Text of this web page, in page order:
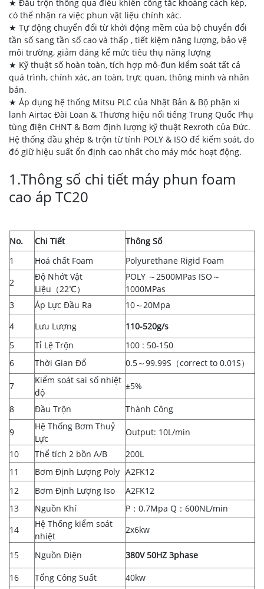
★ Đầu trộn thông qua điều khiển công tắc khoảng cách kép,
có thể nhận ra việc phun vật liệu chính xác.
★ Tự động chuyển đổi từ khởi động mềm của bộ chuyển đổi
tần số sang tần số cao và thấp , tiết kiệm năng lượng, bảo vệ
môi trường, giảm đáng kể mức tiêu thụ năng lượng
★ Kỹ thuật số hoàn toàn, tích hợp mô-đun kiểm soát tất cả
quá trình, chính xác, an toàn, trực quan, thông minh và nhân
bản.
★ Áp dụng hệ thống Mitsu PLC của Nhật Bản & Bộ phận xi
lanh Airtac Đài Loan & Thương hiệu nổi tiếng Trung Quốc Phụ
tùng điện CHNT & Bơm định lượng kỹ thuật Rexroth của Đức.
Hệ thống đầu ghép & trộn từ tính POLY & ISO để kiểm soát, do
đó giữ hiệu suất ổn định cao nhất cho máy móc hoạt động.
1.Thông số chi tiết máy phun foam
cao áp TC20
No. Chi Tiết
Thông Số
1
Hoá chất Foam
Polyurethane Rigid Foam
2
Độ Nhớt Vật
Liệu（22℃）
POLY ～2500MPas ISO～
1000MPas
3
Áp Lực Đầu Ra
10～20Mpa
4
Lưu Lượng
110-520g/s
5
Tỉ Lệ Trộn
100 : 50-150
6
Thời Gian Đổ 0.5～99.99S（correct to 0.01S）
7
Kiểm soát sai số nhiệt
độ
±5%
8 Đầu Trộn Thành Công
9
Hệ Thống Bơm Thuỷ
Lực
Output: 10L/min
10
Thể tích 2 bồn A/B
200L
11
Bơm Định Lượng Poly A2FK12
12
Bơm Định Lượng Iso
A2FK12
13
Nguồn Khí
P：0.7Mpa Q：600NL/min
14
Hệ Thống kiểm soát
nhiệt
2x6kw
15 Nguồn Điện
380V 50HZ 3phase
16
Tổng Công Suất
40kw